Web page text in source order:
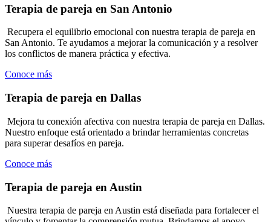
Terapia de pareja en San Antonio
Recupera el equilibrio emocional con nuestra terapia de pareja en
San Antonio. Te ayudamos a mejorar la comunicación y a resolver
los conflictos de manera práctica y efectiva.
Conoce más
Terapia de pareja en Dallas
Mejora tu conexión afectiva con nuestra terapia de pareja en Dallas.
Nuestro enfoque está orientado a brindar herramientas concretas
para superar desafíos en pareja.
Conoce más
Terapia de pareja en Austin
Nuestra terapia de pareja en Austin está diseñada para fortalecer el